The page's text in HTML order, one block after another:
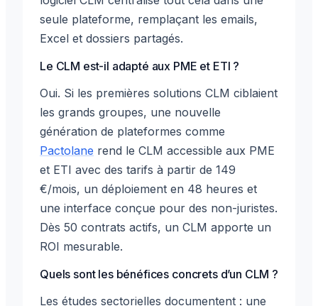
seule plateforme, remplaçant les emails,
Excel et dossiers partagés.
Le CLM est-il adapté aux PME et ETI ?
Oui. Si les premières solutions CLM ciblaient
les grands groupes, une nouvelle
génération de plateformes comme
Pactolane rend le CLM accessible aux PME
et ETI avec des tarifs à partir de 149
€/mois, un déploiement en 48 heures et
une interface conçue pour des non-juristes.
Dès 50 contrats actifs, un CLM apporte un
ROI mesurable.
Quels sont les bénéfices concrets d’un CLM ?
Les études sectorielles documentent : une